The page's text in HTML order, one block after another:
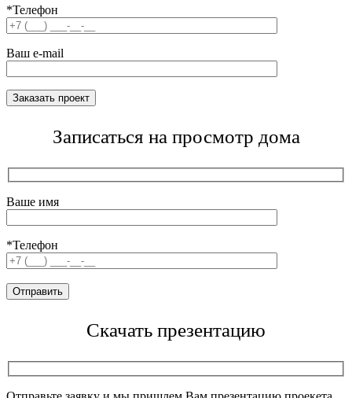
*Телефон
Ваш e-mail
Записаться на просмотр дома
Ваше имя
*Телефон
Скачать презентацию